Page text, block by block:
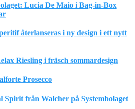
Lucia De Maio i Bag-in-Box
återlanseras i ny design i ett nytt
Riesling i fräsch sommardesign
Prosecco
Spirit från Walcher på Systembolaget